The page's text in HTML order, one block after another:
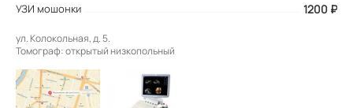
УЗИ мошонки 1200 ₽
ул. Колокольная, д. 5.
Томограф: открытый низкопольный